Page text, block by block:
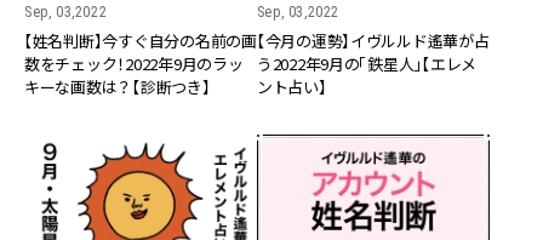
Sep, 03,2022
【姓名判断】今すぐ自分の名前の画
数をチェック！2022年9月のラッ
キーな画数は？【診断つき】
Sep, 03,2022
【今月の運勢】イヴルルド遙華が占
う2022年9月の「鉄星人」【エレメ
ント占い】